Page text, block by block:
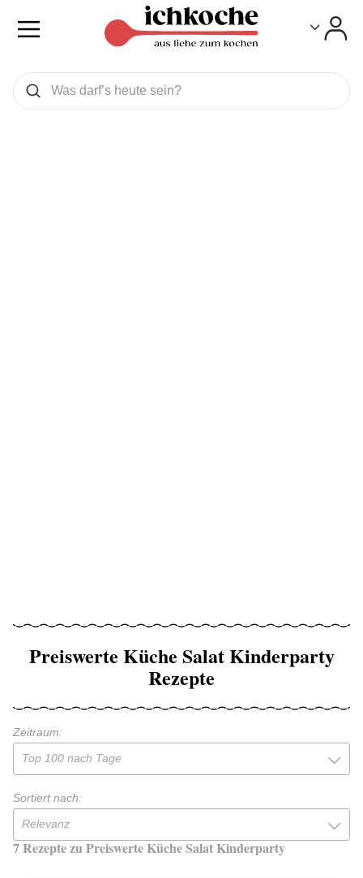
Was wollen Sie suchen
Suchen
Preiswerte Küche Salat Kinderparty
Rezepte
Zeitraum:
Top 100 nach Tage
Sortiert nach:
Relevanz
7 Rezepte zu Preiswerte Küche Salat Kinderparty